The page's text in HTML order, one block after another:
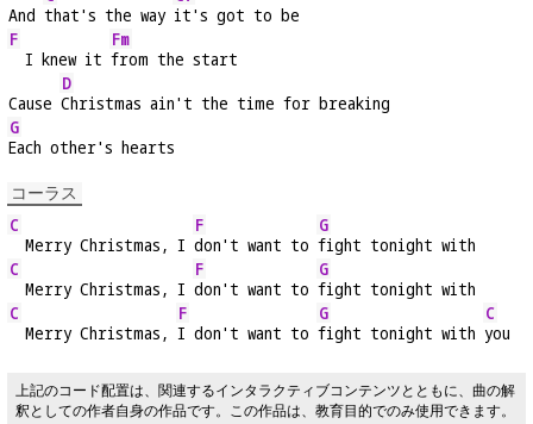
And that's the way it's got to be
F
  I knew it
Fm
from the start
Cause
D
Christmas ain't the time for breaking
G
Each other's hearts
コーラス
C
  Merry Christmas, I
F
don't want to
G
fight tonight with
C
  Merry Christmas, I
F
don't want to
G
fight tonight with
C
  Merry Christmas,
F
I don't want to
G
fight tonight with
C
you
上記のコード配置は、関連するインタラクティブコンテンツとともに、曲の解
釈としての作者自身の作品です。この作品は、教育目的でのみ使用できます。